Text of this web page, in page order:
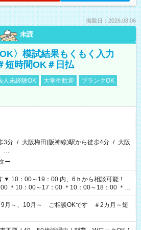
掲載日：2026.08.06
未読
〉模試結果もくもく入力
短時間OK＃日払
人未経験OK 大学生歓迎
ブランクOK
3分 / 大阪梅田(阪神線)駅から徒歩4分 / 大阪
…
ー
▼ 10：00～19：00 内、6ｈから相談可能！
＊10：00～17：00 ＊10：00～18：00 ＊
＊12：00～19：00 ＊13：00～19：00
9月～、10月～ ご相談OKです ＃2カ月～短